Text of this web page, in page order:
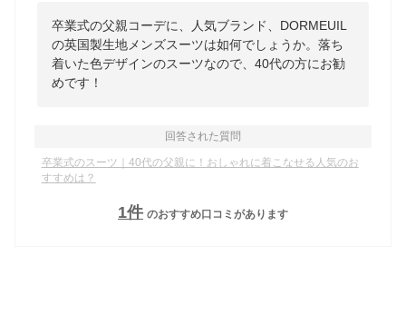
卒業式の父親コーデに、人気ブランド、DORMEUIL
の英国製生地メンズスーツは如何でしょうか。落ち
着いた色デザインのスーツなので、40代の方にお勧
めです！
回答された質問
卒業式のスーツ｜40代の父親に！おしゃれに着こなせる人気のお
すすめは？
1件 のおすすめ口コミがあります